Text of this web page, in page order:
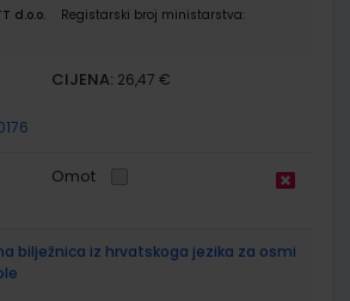
d.o.o.
Registarski broj ministarstva:
CIJENA: 26,47 €
Omot
bilježnica iz hrvatskoga jezika za osmi